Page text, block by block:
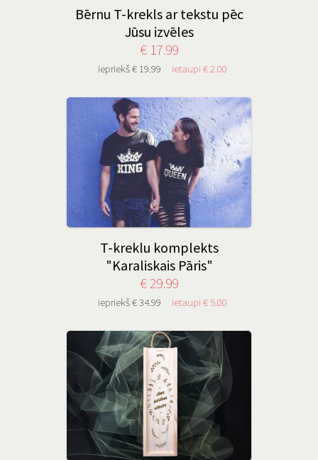
Bērnu T-krekls ar tekstu pēc
Jūsu izvēles
€ 17.99
iepriekš € 19.99 ietaupi € 2.00
T-kreklu komplekts
"Karaliskais Pāris"
€ 29.99
iepriekš € 34.99 ietaupi € 5.00